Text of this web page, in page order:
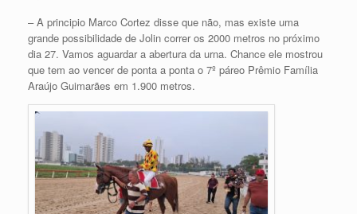
– A principio Marco Cortez disse que não, mas existe uma
grande possibilidade de Jolin correr os 2000 metros no próximo
dia 27. Vamos aguardar a abertura da urna. Chance ele mostrou
que tem ao vencer de ponta a ponta o 7º páreo Prêmio Família
Araújo Guimarães em 1.900 metros.